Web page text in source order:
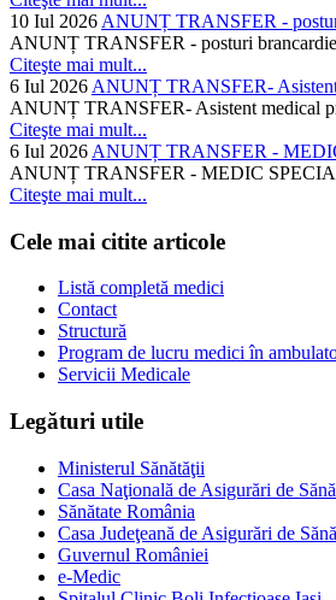
10 Iul 2026 ANUNȚ TRANSFER -
ANUNȚ TRANSFER - posturi
Citeşte mai mult...
6 Iul 2026 ANUNȚ TRANSFER-
ANUNȚ TRANSFER- Asistent medical
Citeşte mai mult...
6 Iul 2026 ANUNȚ TRANSFER -
ANUNȚ TRANSFER - MEDIC
Citeşte mai mult...
Cele mai citite articole
Listă completă medici
Contact
Structură
Program de lucru medici în
Servicii Medicale
Legături utile
Ministerul Sănătăţii
Casa Naţională de Asigurări de
Sănătate România
Casa Judeţeană de Asigurări de
Guvernul României
e-Medic